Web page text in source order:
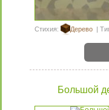
Стихия: Дерево |
Большой